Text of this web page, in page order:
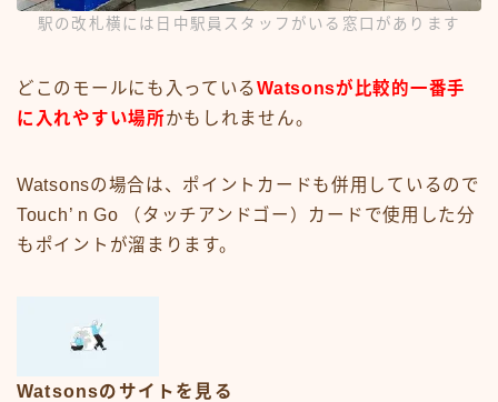
駅の改札横には日中駅員スタッフがいる窓口があります
どこのモールにも入っているWatsonsが比較的一番手
に入れやすい場所かもしれません。
Watsonsの場合は、ポイントカードも併用しているので
Touch’ n Go （タッチアンドゴー）カードで使用した分
もポイントが溜まります。
Watsonsのサイトを見る